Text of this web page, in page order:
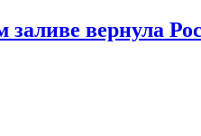
вернула